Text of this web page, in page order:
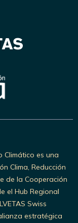
Climático es una
Clima, Reducción
de la Cooperación
el Hub Regional
Swiss
estratégica